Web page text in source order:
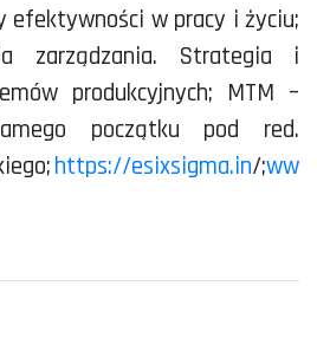
efektywności w pracy i życiu;
zarządzania. Strategia i
produkcyjnych; MTM –
początku pod red.
;https://esixsigma.in/;ww